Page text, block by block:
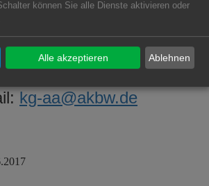
21, 73525
kg-aa@akbw.de
können Sie alle Dienste aktivieren oder
Ablehnen
Alle akzeptieren